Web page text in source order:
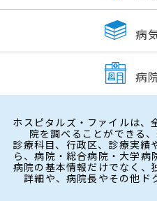
病
病
ホスピタルズ・ファイルは、
院を調べることができる
診療科目、行政区、診療実績
ら、病院・総合病院・大学病
病院の基本情報だけでなく、
詳細や、病院長やその他ド